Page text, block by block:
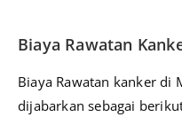
Biaya Rawatan
Biaya Rawatan kanker di
dijabarkan sebagai